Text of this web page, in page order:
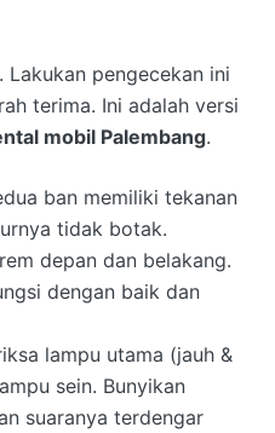
Lakukan pengecekan ini
terima. Ini adalah versi
mobil Palembang.
ban memiliki tekanan
tidak botak.
depan dan belakang.
dengan baik dan
lampu utama (jauh &
sein. Bunyikan
suaranya terdengar